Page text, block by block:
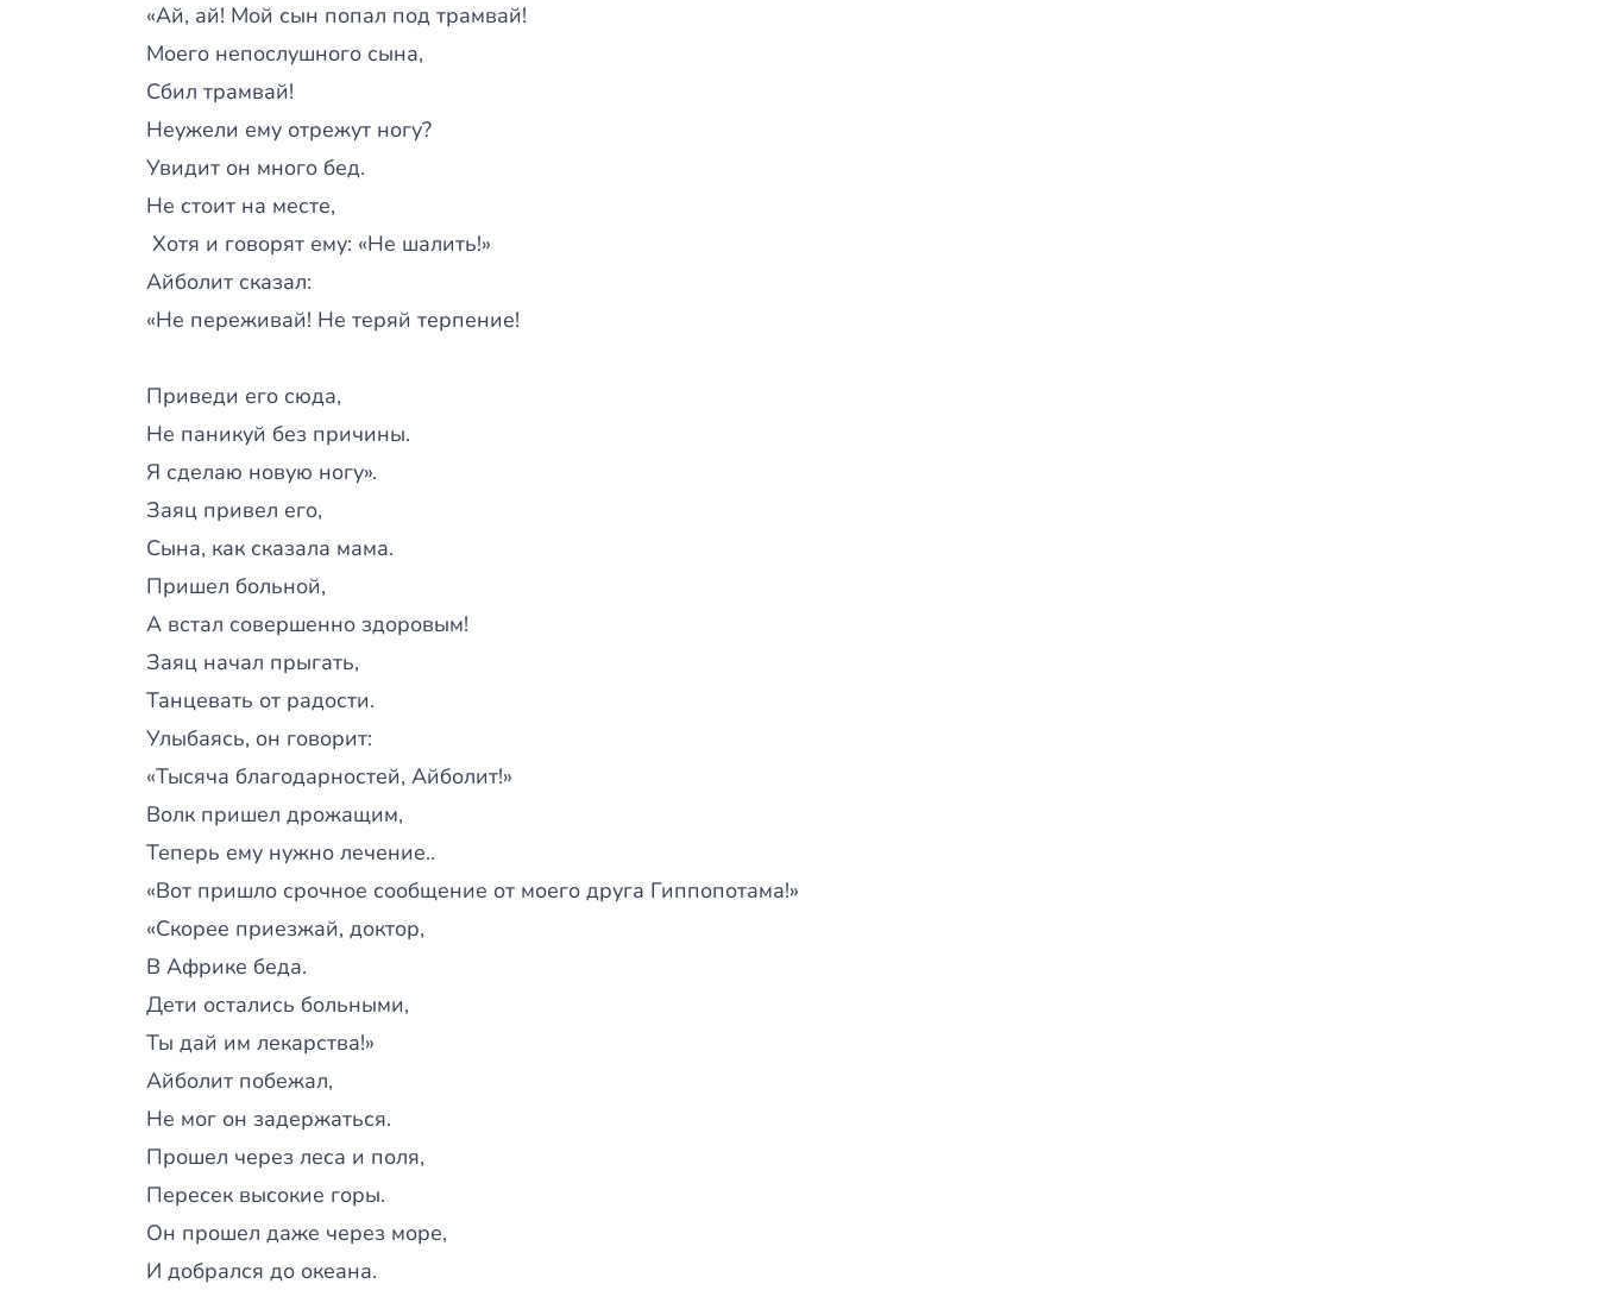
«Ай, ай! Мой сын попал под трамвай!
Моего непослушного сына,
Сбил трамвай!
Неужели ему отрежут ногу?
Увидит он много бед.
Не стоит на месте,
Хотя и говорят ему: «Не шалить!»
Айболит сказал:
«Не переживай! Не теряй терпение!
Приведи его сюда,
Не паникуй без причины.
Я сделаю новую ногу».
Заяц привел его,
Сына, как сказала мама.
Пришел больной,
А встал совершенно здоровым!
Заяц начал прыгать,
Танцевать от радости.
Улыбаясь, он говорит:
«Тысяча благодарностей, Айболит!»
Волк пришел дрожащим,
Теперь ему нужно лечение..
«Вот пришло срочное сообщение от моего друга Гиппопотама!»
«Скорее приезжай, доктор,
В Африке беда.
Дети остались больными,
Ты дай им лекарства!»
Айболит побежал,
Не мог он задержаться.
Прошел через леса и поля,
Пересек высокие горы.
Он прошел даже через море,
И добрался до океана.